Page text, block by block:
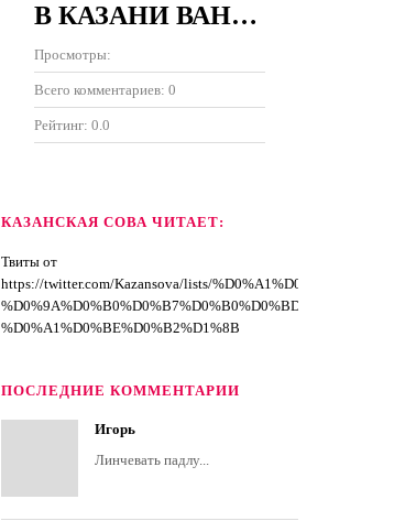
В КАЗАНИ ВАНДАЛЫ РАЗРУШИЛИ 100 ПАМЯТНИКОВ НА КЛАДБИЩЕ
Просмотры:
Всего комментариев: 0
Рейтинг: 0.0
КАЗАНСКАЯ СОВА ЧИТАЕТ:
Твиты от
https://twitter.com/Kazansova/lists/
%D0%A1%D0%BE%D0%B2%D1%8B
ПОСЛЕДНИЕ КОММЕНТАРИИ
Игорь
Линчевать падлу...